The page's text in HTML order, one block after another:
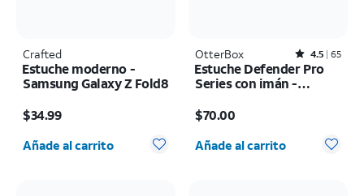
Crafted
Estuche moderno -
Samsung Galaxy Z Fold8
$34.99
Cantidad seleccionada: 0
Añade al carrito
OtterBox Rated4.5out of 5 stars with65reviews
4.5 65
Estuche Defender Pro
Series con imán -
Ultra
$70.00
Cantidad seleccionada: 0
Añade al carrito